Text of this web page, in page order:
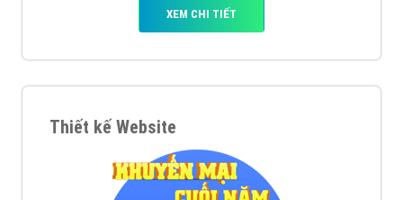
XEM CHI TIẾT
Thiết kế Website